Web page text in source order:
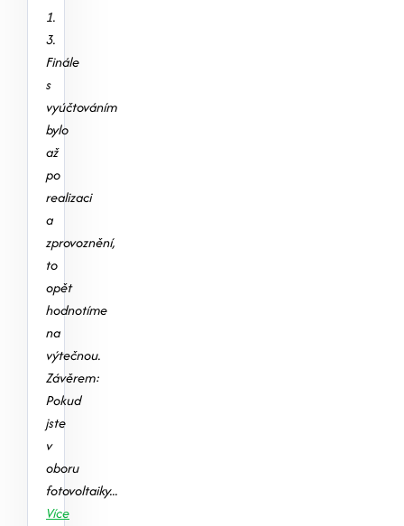
1.
3.
Finále
s
vyúčtováním
bylo
až
po
realizaci
a
zprovoznění,
to
opět
hodnotíme
na
výtečnou.
Závěrem:
Pokud
jste
v
oboru
fotovoltaiky...
Více